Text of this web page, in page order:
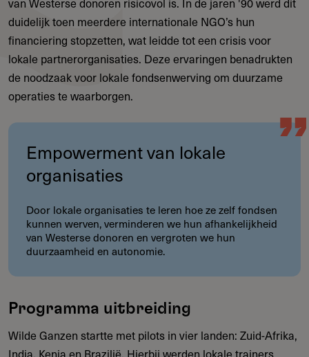
duidelijk toen meerdere internationale NGO’s hun
financiering stopzetten, wat leidde tot een crisis voor
lokale partnerorganisaties. Deze ervaringen benadrukten
de noodzaak voor lokale fondsenwerving om duurzame
operaties te waarborgen.
Empowerment van lokale
organisaties
Door lokale organisaties te leren hoe ze zelf fondsen
kunnen werven, verminderen we hun afhankelijkheid
van Westerse donoren en vergroten we hun
duurzaamheid en autonomie.
Programma uitbreiding
Wilde Ganzen startte met pilots in vier landen: Zuid-Afrika,